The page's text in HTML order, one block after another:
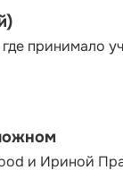
принимало
и Ириной